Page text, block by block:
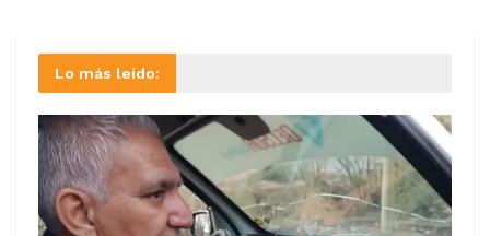
Lo más leído: